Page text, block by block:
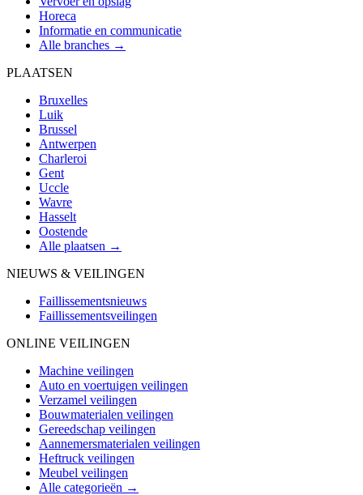
Horeca
Informatie en communicatie
Alle branches →
PLAATSEN
Bruxelles
Luik
Brussel
Antwerpen
Charleroi
Gent
Uccle
Wavre
Hasselt
Oostende
Alle plaatsen →
NIEUWS & VEILINGEN
Faillissementsnieuws
Faillissementsveilingen
ONLINE VEILINGEN
Machine veilingen
Auto en voertuigen veilingen
Verzamel veilingen
Bouwmaterialen veilingen
Gereedschap veilingen
Aannemersmaterialen veilingen
Heftruck veilingen
Meubel veilingen
Alle categorieën →